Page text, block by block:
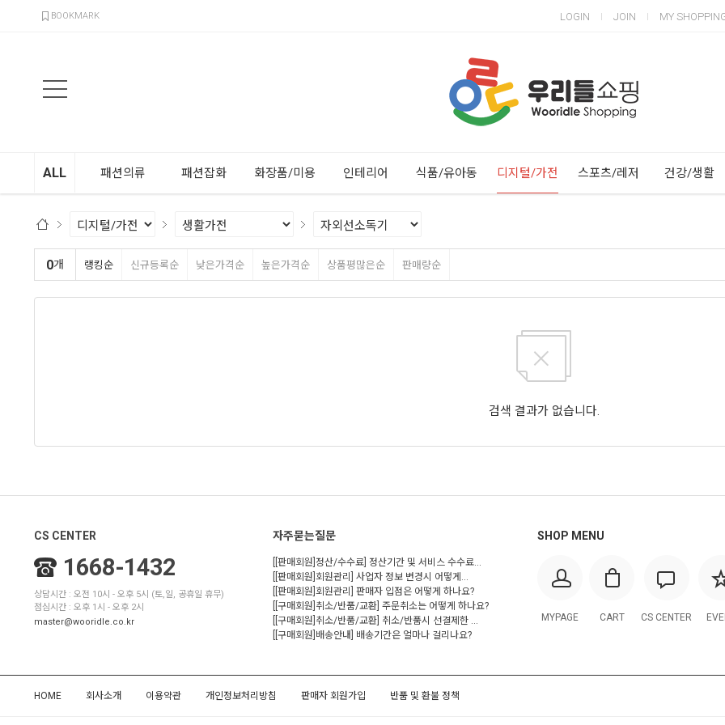
BOOKMARK LOGIN JOIN MY
ALL 패션의류 패션잡화 화장품/미용 인테리어 식품/유아동 디지털/가전 스포츠/레저 건강/생활
0개 랭킹순 신규등록순 낮은가격순 높은가격순 상품평많은순 판매량순
검색 결과가 없습니다.
CS CENTER
1668-1432
상담시간 : 오전 10시 - 오후 5시 (토,일, 공휴일 휴무)
점심시간 : 오후 1시 - 오후 2시
master@wooridle.co.kr
자주묻는질문
[[판매회원]정산/수수료] 정산기간 및 서비스 수수료...
[[판매회원]회원관리] 사업자 정보 변경시 어떻게...
[[판매회원]회원관리] 판매자 입점은 어떻게 하나요?
[[구매회원]취소/반품/교환] 주문취소는 어떻게 하나요?
[[구매회원]취소/반품/교환] 취소/반품시 선결제한 ...
[[구매회원]배송안내] 배송기간은 얼마나 걸리나요?
SHOP MENU
MYPAGE CART CS CENTER
HOME 회사소개 이용약관 개인정보처리방침 판매자 회원가입 반품 및 환불 정책